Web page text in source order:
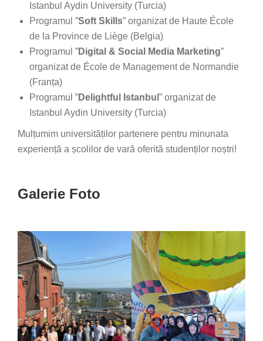
Istanbul Aydin University (Turcia)
Programul ”Soft Skills” organizat de Haute École
de la Province de Liège (Belgia)
Programul ”Digital & Social Media Marketing”
organizat de École de Management de Normandie
(Franța)
Programul ”Delightful Istanbul ” organizat de
Istanbul Aydin University (Turcia)
Mulțumim universităților partenere pentru minunata
experiență a școlilor de vară oferită studenților noștri!
Galerie Foto